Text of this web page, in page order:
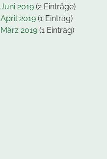
Juni 2019 (2 Einträge)
April 2019 (1 Eintrag)
März 2019 (1 Eintrag)